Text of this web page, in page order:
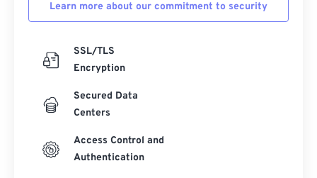
Learn more about our commitment to security
SSL/TLS
Encryption
Secured Data
Centers
Access Control and
Authentication